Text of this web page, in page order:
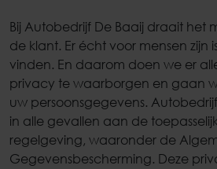
Bij Autobedrijf De Baaij draait het
de klant. Er écht voor mensen zijn
vinden. En daarom doen we er
privacy te waarborgen en gaan
uw persoonsgegevens.
in alle gevallen aan de
regelgeving, waaronder de
Gegevensbescherming. Deze